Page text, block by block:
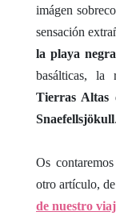
imágen
sensación
la playa
basálticas, la
Tierras Altas
Snaefellsjökull.
Os
otro artículo,
de nuestro